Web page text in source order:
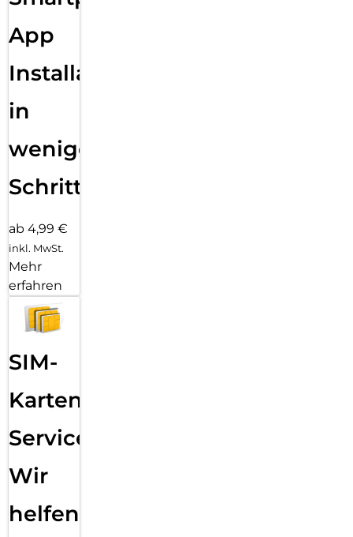
App
Installation
in
wenigen
Schritten
ab 4,99 €
inkl. MwSt.
Mehr
erfahren
SIM-
Karten
Service:
Wir
helfen